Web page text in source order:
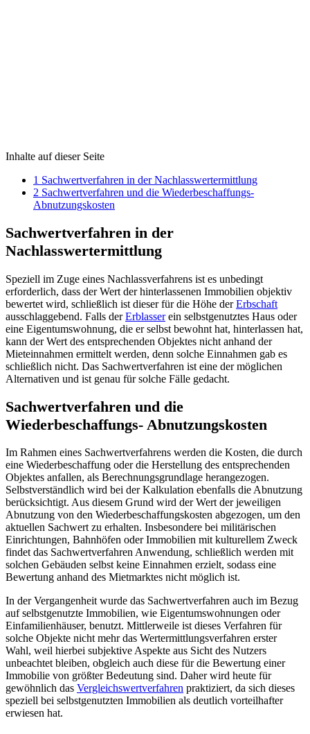
Inhalte auf dieser Seite
1 Sachwertverfahren in der Nachlasswertermittlung
2 Sachwertverfahren und die Wiederbeschaffungs-
Abnutzungskosten
Sachwertverfahren in der
Nachlasswertermittlung
Speziell im Zuge eines Nachlassverfahrens ist es unbedingt
erforderlich, dass der Wert der hinterlassenen Immobilien objektiv
bewertet wird, schließlich ist dieser für die Höhe derErbschaft
ausschlaggebend. Falls derErblasserein selbstgenutztes Haus oder
eine Eigentumswohnung, die er selbst bewohnt hat, hinterlassen hat,
kann der Wert des entsprechenden Objektes nicht anhand der
Mieteinnahmen ermittelt werden, denn solche Einnahmen gab es
schließlich nicht. Das Sachwertverfahren ist eine der möglichen
Alternativen und ist genau für solche Fälle gedacht.
Sachwertverfahren und die
Wiederbeschaffungs- Abnutzungskosten
Im Rahmen eines Sachwertverfahrens werden die Kosten, die durch
eine Wiederbeschaffung oder die Herstellung des entsprechenden
Objektes anfallen, als Berechnungsgrundlage herangezogen.
Selbstverständlich wird bei der Kalkulation ebenfalls die Abnutzung
berücksichtigt. Aus diesem Grund wird der Wert der jeweiligen
Abnutzung von den Wiederbeschaffungskosten abgezogen, um den
aktuellen Sachwert zu erhalten. Insbesondere bei militärischen
Einrichtungen, Bahnhöfen oder Immobilien mit kulturellem Zweck
findet das Sachwertverfahren Anwendung, schließlich werden mit
solchen Gebäuden selbst keine Einnahmen erzielt, sodass eine
Bewertung anhand des Mietmarktes nicht möglich ist.
In der Vergangenheit wurde das Sachwertverfahren auch im Bezug
auf selbstgenutzte Immobilien, wie Eigentumswohnungen oder
Einfamilienhäuser, benutzt. Mittlerweile ist dieses Verfahren für
solche Objekte nicht mehr das Wertermittlungsverfahren erster
Wahl, weil hierbei subjektive Aspekte aus Sicht des Nutzers
unbeachtet bleiben, obgleich auch diese für die Bewertung einer
Immobilie von größter Bedeutung sind. Daher wird heute für
gewöhnlich das Vergleichswertverfahren praktiziert, da sich dieses
speziell bei selbstgenutzten Immobilien als deutlich vorteilhafter
erwiesen hat.